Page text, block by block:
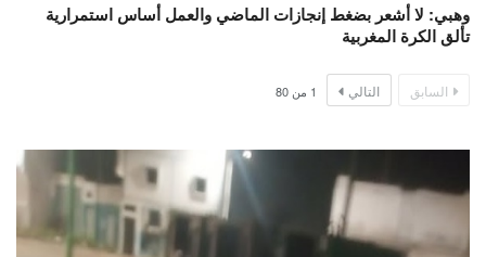
وهبي: لا أشعر بضغط إنجازات الماضي والعمل أساس استمرارية
تألق الكرة المغربية
السابق التالي 1 من 80